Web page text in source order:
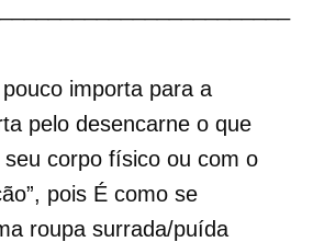
importa para a
pelo desencarne o que
corpo físico ou com o
pois É como se
roupa surrada/puída